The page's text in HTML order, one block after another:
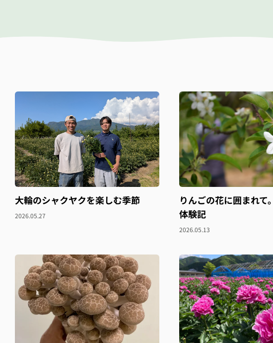
大輪のシャクヤクを楽しむ季節
2026.05.27
りんごの花に囲まれて
体験記
2026.05.13